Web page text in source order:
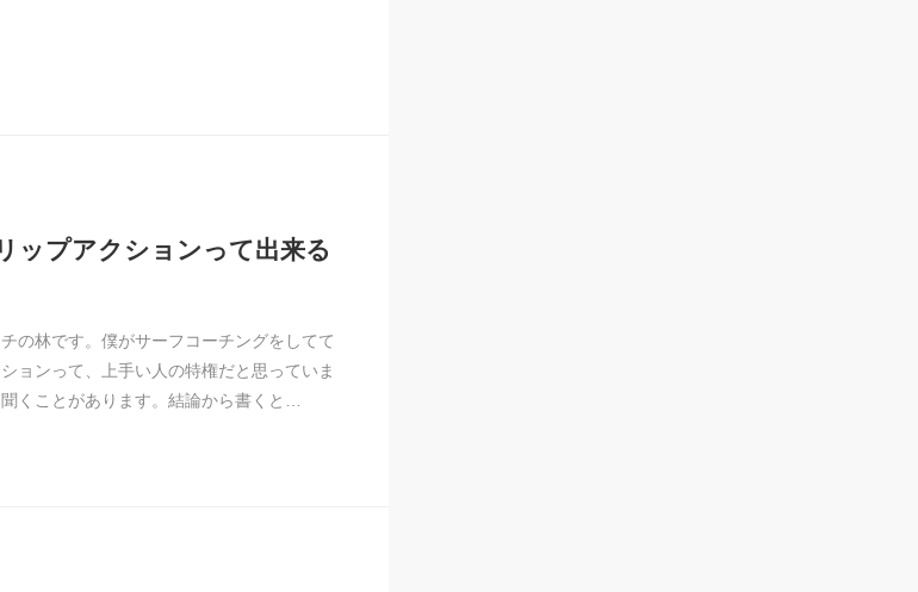
ップアクションって出来る
の林です。僕がサーフコーチングをしてて
ョンって、上手い人の特権だと思っていま
くことがあります。結論から書くと…